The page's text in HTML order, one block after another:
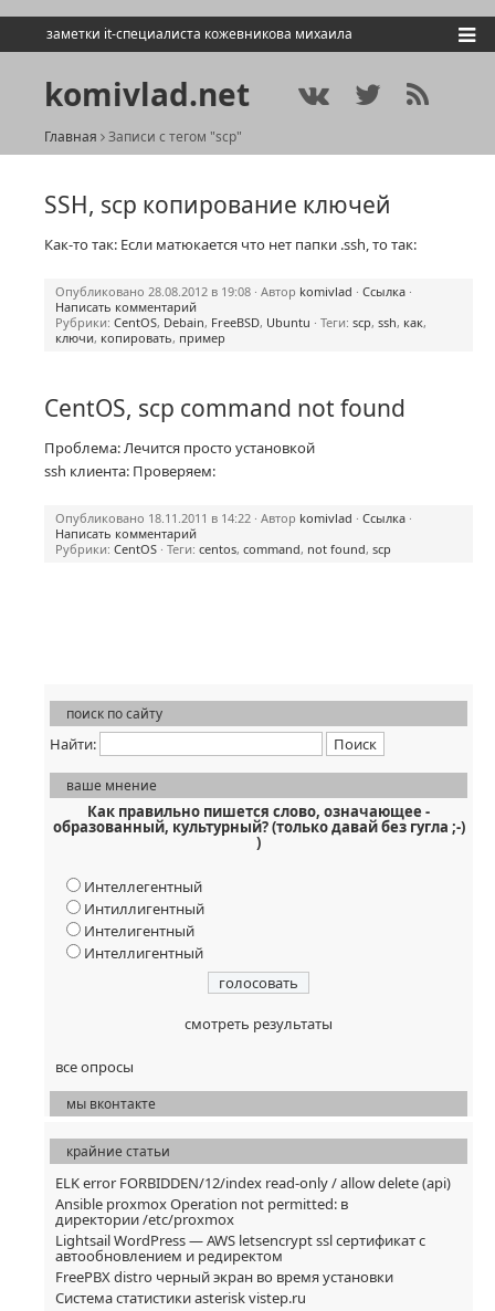
заметки it-специалиста кожевникова михаила
komivlad.net
Главная Записи с тегом "scp"
SSH, scp копирование ключей
Как-то так: Если матюкается что нет папки .ssh, то так:
Опубликовано 28.08.2012 в 19:08 · Автор komivlad · Ссылка ·
Написать комментарий
Рубрики: CentOS, Debain, FreeBSD, Ubuntu · Теги: scp, ssh, как,
ключи, копировать, пример
CentOS, scp command not found
Проблема: Лечится просто установкой
ssh клиента: Проверяем:
Опубликовано 18.11.2011 в 14:22 · Автор komivlad · Ссылка ·
Написать комментарий
Рубрики: CentOS · Теги: centos, command, not found, scp
поиск по сайту
Найти:
ваше мнение
Как правильно пишется слово, означающее -
образованный, культурный? (только давай без гугла ;-)
)
Интеллегентный
Интиллигентный
Интелигентный
Интеллигентный
смотреть результаты
все опросы
мы вконтакте
крайние статьи
ELK error FORBIDDEN/12/index read-only / allow delete (api)
Ansible proxmox Operation not permitted: в
директории /etc/proxmox
Lightsail WordPress — AWS letsencrypt ssl сертификат с
автообновлением и редиректом
FreePBX distro черный экран во время установки
Система статистики asterisk vistep.ru